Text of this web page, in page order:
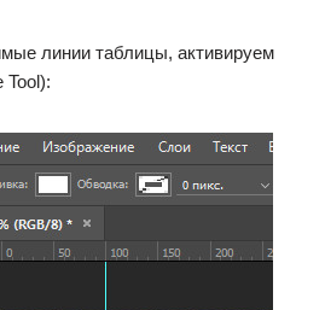
линии таблицы, активируем
Tool):